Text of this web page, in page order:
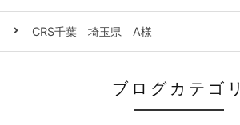
CRS千葉 埼玉県 A様
ブログカテゴリ